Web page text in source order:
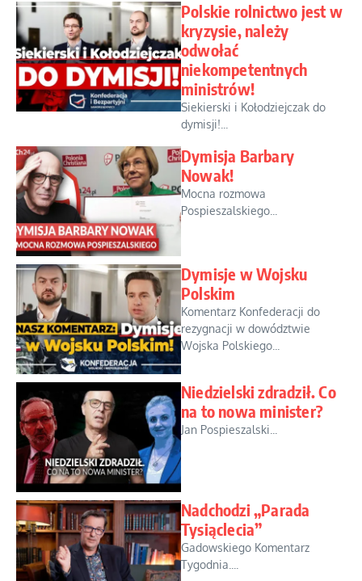
Polskie rolnictwo jest w
kryzysie, należy
odwołać
niekompetentnych
ministrów!
Siekierski i Kołodziejczak do
dymisji!...
Dymisja Barbary
Nowak!
Mocna rozmowa
Pospieszalskiego...
Dymisje w Wojsku
Polskim
Komentarz Konfederacji do
rezygnacji w dowództwie
Wojska Polskiego...
Niedzielski zdradził. Co
na to nowa minister?
Jan Pospieszalski...
Nadchodzi „Parada
Tysiąclecia”
Gadowskiego Komentarz
Tygodnia....